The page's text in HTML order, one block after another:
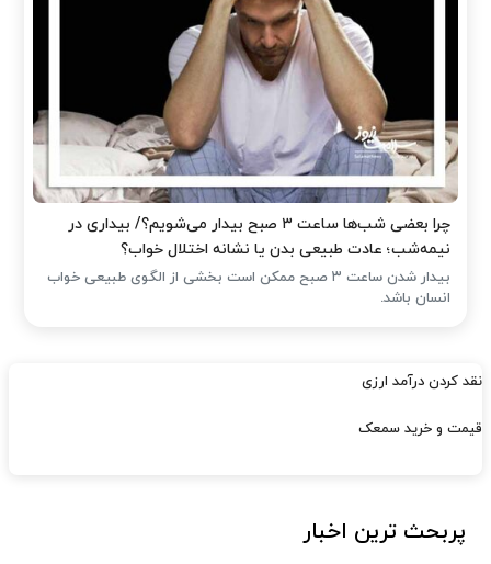
چرا بعضی شب‌ها ساعت ۳ صبح بیدار می‌شویم؟/ بیداری در
نیمه‌شب؛ عادت طبیعی بدن یا نشانه اختلال خواب؟
بیدار شدن ساعت ۳ صبح ممکن است بخشی از الگوی طبیعی خواب
انسان باشد.
نقد کردن درآمد ارزی
قیمت و خرید سمعک
پربحث ترین اخبار